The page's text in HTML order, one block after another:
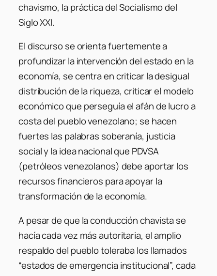
chavismo, la práctica del Socialismo del
Siglo XXI.
El discurso se orienta fuertemente a
profundizar la intervención del estado en la
economía, se centra en criticar la desigual
distribución de la riqueza, criticar el modelo
económico que perseguía el afán de lucro a
costa del pueblo venezolano; se hacen
fuertes las palabras soberanía, justicia
social y la idea nacional que PDVSA
(petróleos venezolanos) debe aportar los
recursos financieros para apoyar la
transformación de la economía.
A pesar de que la conducción chavista se
hacía cada vez más autoritaria, el amplio
respaldo del pueblo toleraba los llamados
“estados de emergencia institucional”, cada